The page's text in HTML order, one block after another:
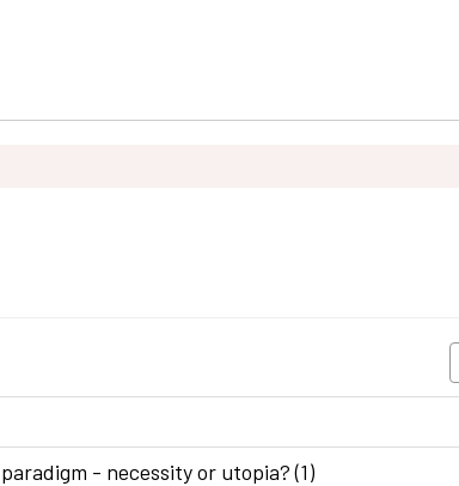
- necessity or utopia? (1)